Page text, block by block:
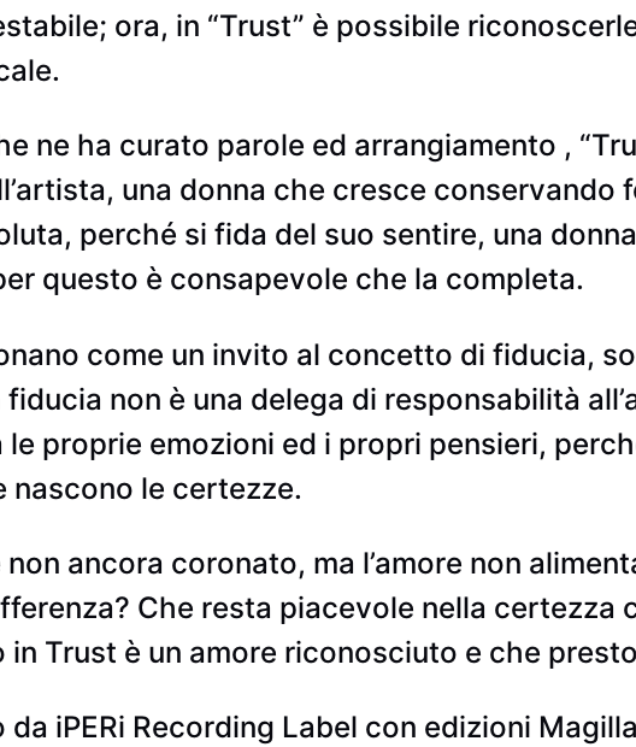
ora, in “Trust” è possibile
ne ha curato parole ed arrangiamento ,
una donna che cresce conservando
perché si fida del suo sentire, una
questo è consapevole che la completa.
come un invito al concetto di fiducia,
non è una delega di responsabilità
proprie emozioni ed i propri pensieri,
nascono le certezze.
non ancora coronato, ma l’amore non
Che resta piacevole nella certezza
in Trust è un amore riconosciuto e che
iPERi Recording Label con edizioni